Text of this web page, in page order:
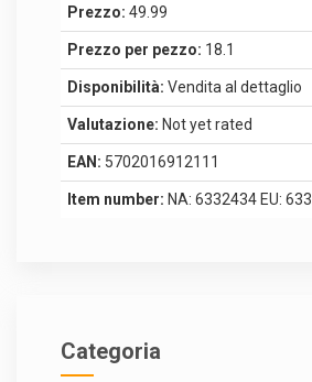
Prezzo: 49.99
Prezzo per pezzo: 18.1
Disponibilità: Vendita al dettaglio
Valutazione: Not yet rated
EAN: 5702016912111
Item number: NA: 6332434 EU:
Categoria